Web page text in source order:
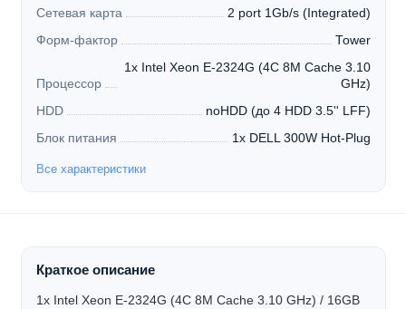
Сетевая карта
2 port 1Gb/s (Integrated)
Форм-фактор
Tower
Процессор
1x Intel Xeon E-2324G (4C 8M Cache 3.10
GHz)
HDD
noHDD (до 4 HDD 3.5'' LFF)
Блок питания
1x DELL 300W Hot-Plug
Все характеристики
Краткое описание
1x Intel Xeon E-2324G (4C 8M Cache 3.10 GHz) / 16GB